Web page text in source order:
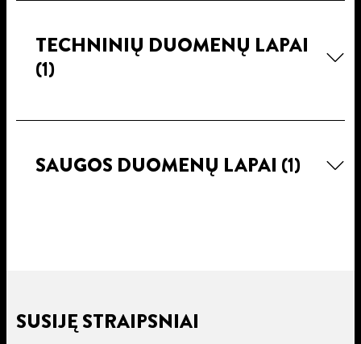
TECHNINIŲ DUOMENŲ LAPAI
(1)
SAUGOS DUOMENŲ LAPAI (1)
SUSIJĘ STRAIPSNIAI